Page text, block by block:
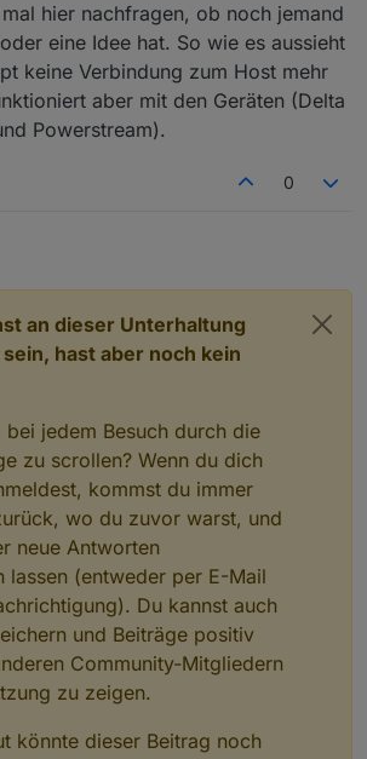
hier nachfragen, ob noch jemand
eine Idee hat. So wie es aussieht
keine Verbindung zum Host mehr
aber mit den Geräten (Delta
Powerstream).
0
an dieser Unterhaltung
hast aber noch kein
bei jedem Besuch durch die
zu scrollen? Wenn du dich
kommst du immer
wo du zuvor warst, und
neue Antworten
lassen (entweder per E-Mail
Du kannst auch
und Beiträge positiv
Community-Mitgliedern
zu zeigen.
könnte dieser Beitrag noch